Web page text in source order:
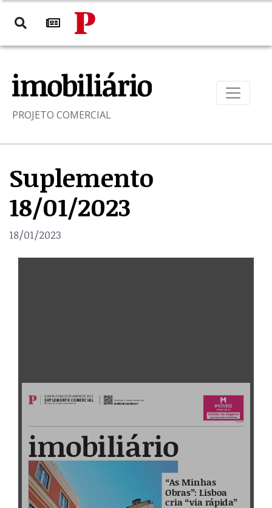
PROJETO COMERCIAL
Suplemento
18/01/2023
18/01/2023